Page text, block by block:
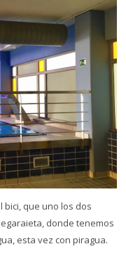
bici, que uno los dos
donde tenemos
esta vez con piragua.